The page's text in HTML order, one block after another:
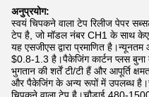
अनुप्रयोग:
स्वयं चिपकने वाला टेप रिलीज पेपर
टेप है, जो मॉडल नंबर CH1 के साथ केएस
यह एसजीएस द्वारा प्रमाणित
$0.8-1.3 है।पैकेजिंग कार्टन प्लस बुना
भुगतान की शर्तें टी/टी हैं और आपूर्ति
और पैकेजिंग के अन्य रूपों में उपलब्ध